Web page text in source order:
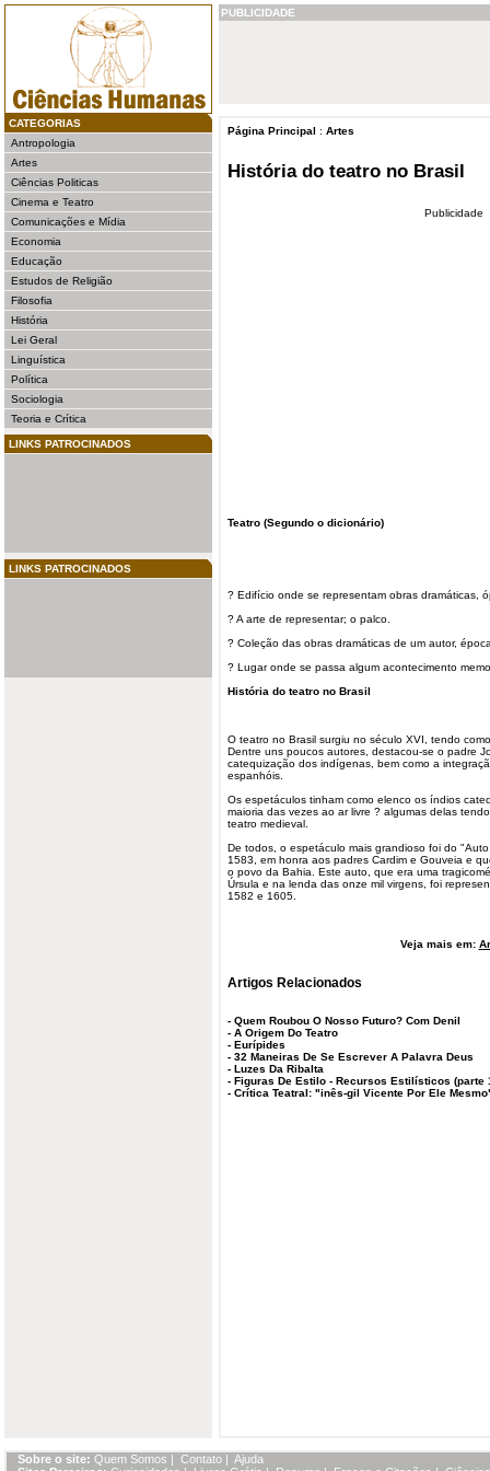
CATEGORIAS
Antropologia
Artes
Ciências Politicas
Cinema e Teatro
Comunicações e Mídia
Economia
Educação
Estudos de Religião
Filosofia
História
Lei Geral
Linguística
Política
Sociologia
Teoria e Crítica
LINKS PATROCINADOS
LINKS PATROCINADOS
PUBLICIDADE
Página Principal : Artes
História do teatro no Brasil
Publicidade
Teatro (Segundo o dicionário)
? Edifício onde se representam obras dramáticas,
? A arte de representar; o palco.
? Coleção das obras dramáticas de um autor,
? Lugar onde se passa algum acontecimento
História do teatro no Brasil
O teatro no Brasil surgiu no século XVI, tendo
Dentre uns poucos autores, destacou-se o padre
catequização dos indígenas, bem como a
espanhóis.
Os espetáculos tinham como elenco os índios
maioria das vezes ao ar livre ? algumas delas
teatro medieval.
De todos, o espetáculo mais grandioso foi do
1583, em honra aos padres Cardim e Gouveia e
o povo da Bahia. Este auto, que era uma
Úrsula e na lenda das onze mil virgens, foi
1582 e 1605.
Veja mais em:
Artigos Relacionados
- Quem Roubou O Nosso Futuro? Com Denil
- A Origem Do Teatro
- Eurípides
- 32 Maneiras De Se Escrever A Palavra Deus
- Luzes Da Ribalta
- Figuras De Estilo - Recursos Estilísticos (parte
- Crítica Teatral: "inês-gil Vicente Por Ele
Sobre o site: Quem Somos | Contato | Ajuda